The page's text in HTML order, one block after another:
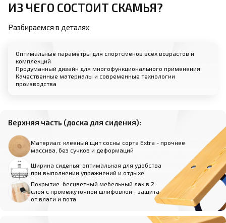
ИЗ ЧЕГО СОСТОИТ СКАМЬЯ?
Разбираемся в деталях
Оптимальные параметры для спортсменов всех возрастов и
комплекций
Продуманный дизайн для многофункционального применения
Качественные материалы и современные технологии
производства
Верхняя часть (доска для сидения):
Материал: клееный щит сосны сорта Extra - прочнее
массива, без сучков и деформаций
Ширина сиденья: оптимальная для удобства
при выполнении упражнений и отдыхе
Покрытие: бесцветный мебельный лак в 2
слоя с промежуточной шлифовкой - защита
от влаги и пота